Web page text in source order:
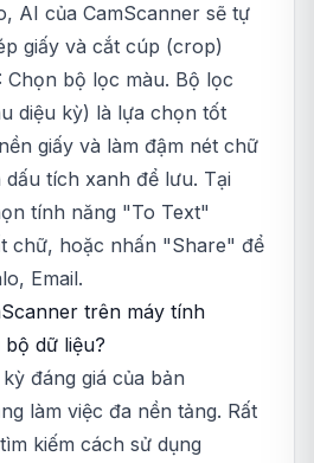
AI của CamScanner sẽ tự
giấy và cắt cúp (crop)
bộ lọc màu. Bộ lọc
diệu kỳ) là lựa chọn tốt
giấy và làm đậm nét chữ
tích xanh để lưu. Tại
tính năng "To Text"
chữ, hoặc nhấn "Share" để
Email.
trên máy tính
dữ liệu?
đáng giá của bản
làm việc đa nền tảng. Rất
kiếm cách sử dụng